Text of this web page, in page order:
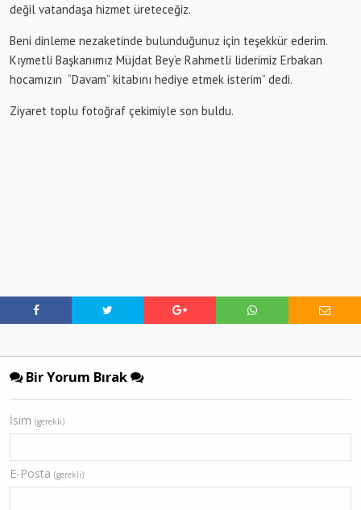
değil vatandaşa hizmet üreteceğiz.
Beni dinleme nezaketinde bulunduğunuz için teşekkür ederim.
Kıymetli Başkanımız Müjdat Bey’e Rahmetli liderimiz Erbakan
hocamızın “Davam” kitabını hediye etmek isterim” dedi.
Ziyaret toplu fotoğraf çekimiyle son buldu.
Bir Yorum Bırak
İsim (gerekli)
E-Posta (gerekli)